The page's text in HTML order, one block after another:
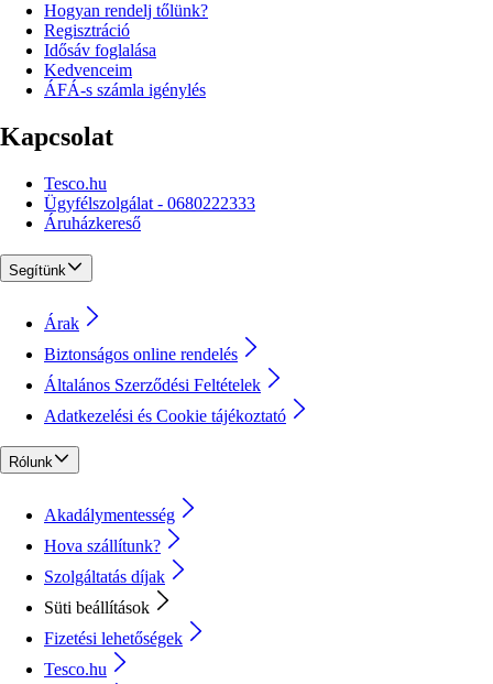
Hogyan rendelj tőlünk?
Regisztráció
Idősáv foglalása
Kedvenceim
ÁFÁ-s számla igénylés
Kapcsolat
Tesco.hu
Ügyfélszolgálat - 0680222333
Áruházkereső
Segítünk
Árak
Biztonságos online rendelés
Általános Szerződési Feltételek
Adatkezelési és Cookie tájékoztató
Rólunk
Akadálymentesség
Hova szállítunk?
Szolgáltatás díjak
Süti beállítások
Fizetési lehetőségek
Tesco.hu